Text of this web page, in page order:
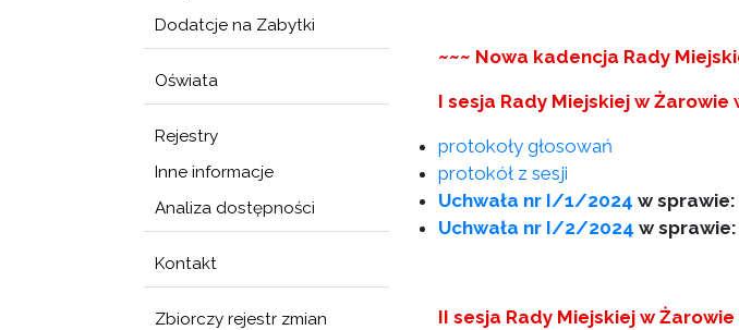
Dodatcje na Zabytki
Oświata
Rejestry
Inne informacje
Analiza dostępności
Kontakt
Zbiorczy rejestr zmian
~~~ Nowa kadencja Rady
I sesja Rady Miejskiej w
protokoły głosowań
protokół z sesji
Uchwała nr I/1/2024 w sprawie:
Uchwała nr I/2/2024 w sprawie:
II sesja Rady Miejskiej w